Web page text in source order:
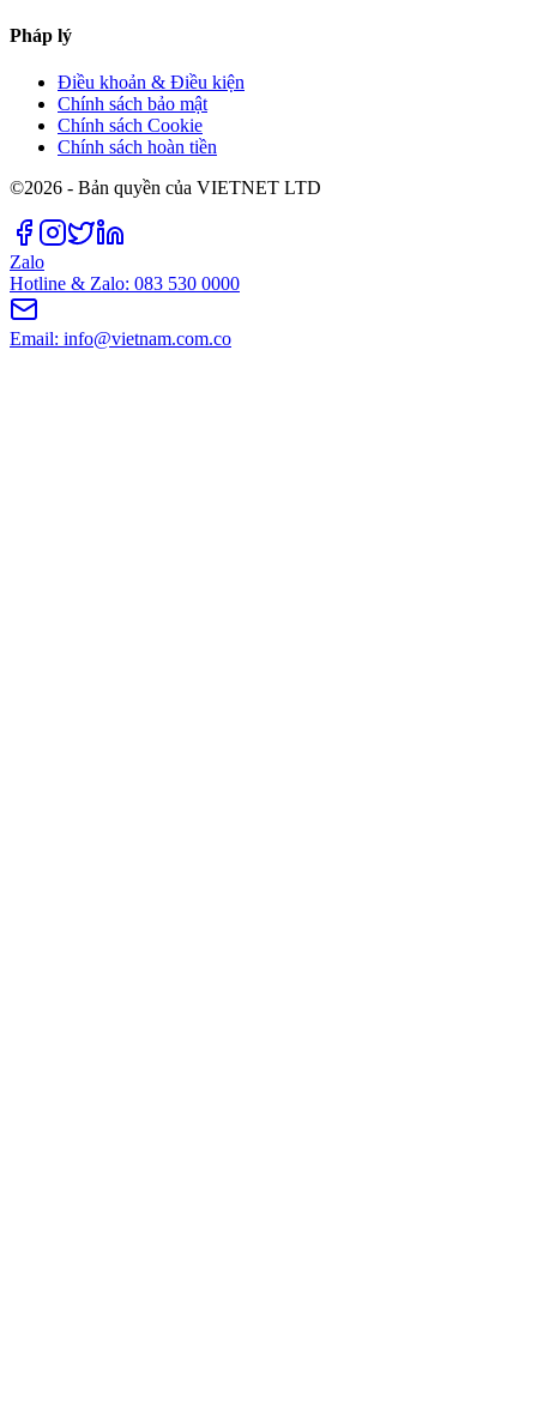
Pháp lý
Điều khoản & Điều kiện
Chính sách bảo mật
Chính sách Cookie
Chính sách hoàn tiền
©2026 - Bản quyền của VIETNET LTD
Zalo
Hotline & Zalo: 083 530 0000
Email: info@vietnam.com.co